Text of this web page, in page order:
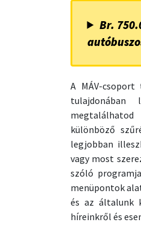
Br.
A MÁV-
különböző
legjobban
vagy most
szóló
menüpontok
és az általunk
híreinkről és